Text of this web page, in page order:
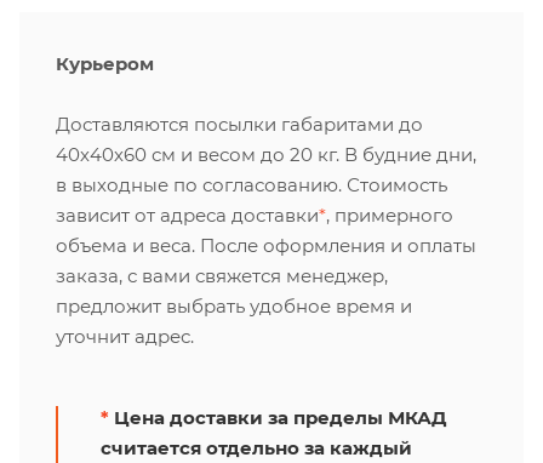
Курьером
Доставляются посылки габаритами до
40х40х60 см и весом до 20 кг. В будние дни,
в выходные по согласованию. Стоимость
зависит от адреса доставки*, примерного
объема и веса. После оформления и оплаты
заказа, с вами свяжется менеджер,
предложит выбрать удобное время и
уточнит адрес.
* Цена доставки за пределы МКАД
считается отдельно за каждый